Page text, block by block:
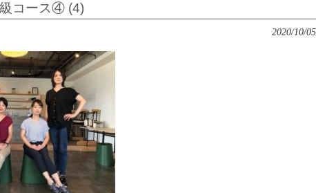
コース④ (4)
2020/10/